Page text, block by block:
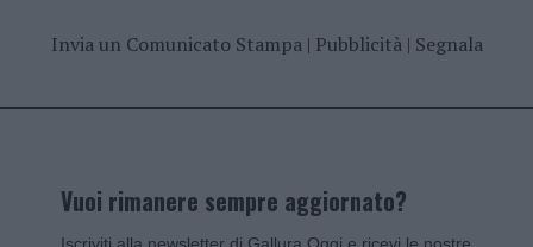
Invia un Comunicato Stampa| Pubblicità| Segnala
Vuoi rimanere sempre aggiornato?
Iscriviti alla newsletter di Gallura Oggi e ricevi le nostre